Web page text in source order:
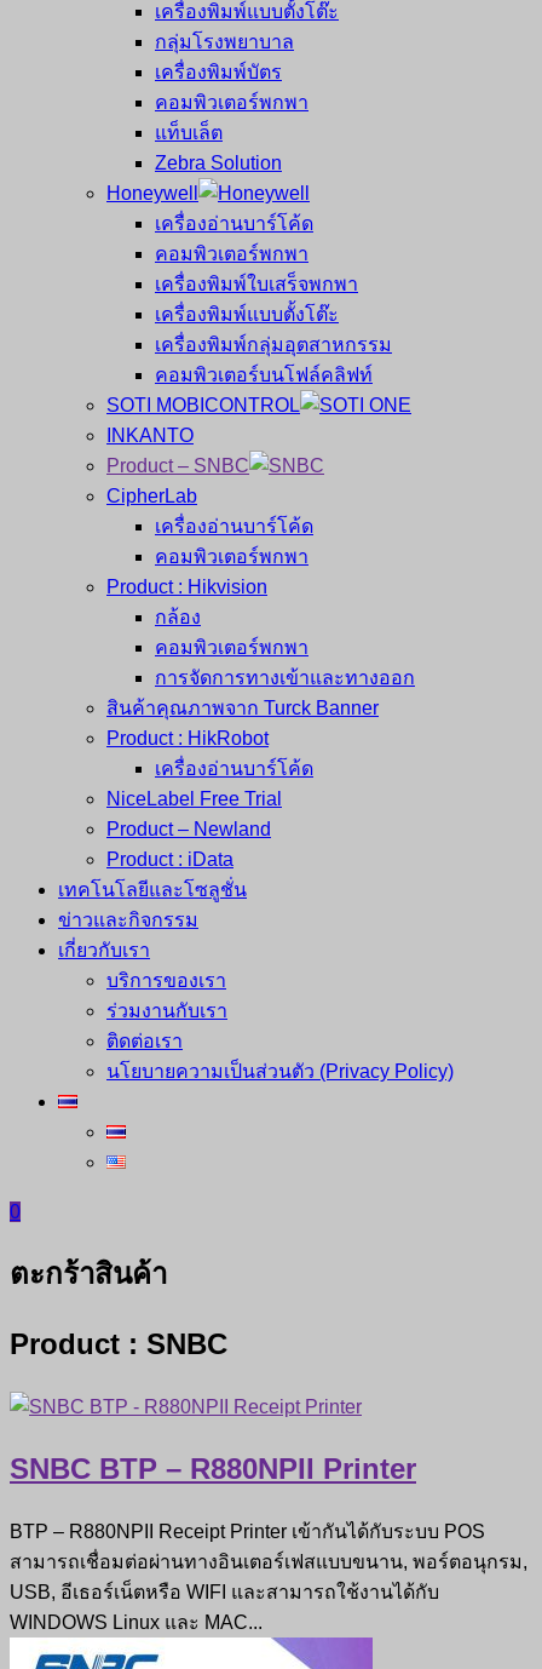
เครื่องพิมพ์แบบตั้งโต๊ะ
กลุ่มโรงพยาบาล
เครื่องพิมพ์บัตร
คอมพิวเตอร์พกพา
แท็บเล็ต
Zebra Solution
Honeywell
เครื่องอ่านบาร์โค้ด
คอมพิวเตอร์พกพา
เครื่องพิมพ์ใบเสร็จพกพา
เครื่องพิมพ์แบบตั้งโต๊ะ
เครื่องพิมพ์กลุ่มอุตสาหกรรม
คอมพิวเตอร์บนโฟล์คลิฟท์
SOTI MOBICONTROL
INKANTO
Product – SNBC
CipherLab
เครื่องอ่านบาร์โค้ด
คอมพิวเตอร์พกพา
Product : Hikvision
กล้อง
คอมพิวเตอร์พกพา
การจัดการทางเข้าและทางออก
สินค้าคุณภาพจาก Turck Banner
Product : HikRobot
เครื่องอ่านบาร์โค้ด
NiceLabel Free Trial
Product – Newland
Product : iData
เทคโนโลยีและโซลูชั่น
ข่าวและกิจกรรม
เกี่ยวกับเรา
บริการของเรา
ร่วมงานกับเรา
ติดต่อเรา
นโยบายความเป็นส่วนตัว (Privacy Policy)
0
ตะกร้าสินค้า
Product : SNBC
SNBC BTP – R880NPII Printer
BTP – R880NPII Receipt Printer เข้ากันได้กับระบบ POS
สามารถเชื่อมต่อผ่านทางอินเตอร์เฟสแบบขนาน, พอร์ตอนุกรม,
USB, อีเธอร์เน็ตหรือ WIFI และสามารถใช้งานได้กับ
WINDOWS Linux และ MAC...